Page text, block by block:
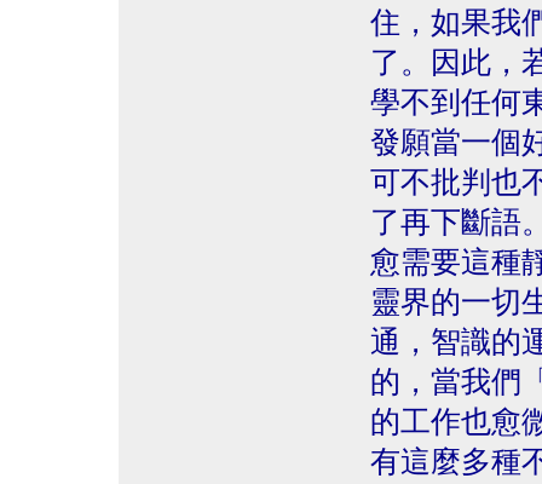
住，如果我
了。因此，
學不到任何
發願當一個
可不批判也
了再下斷語
愈需要這種
靈界的一切
通，智識的
的，當我們
的工作也愈
有這麼多種